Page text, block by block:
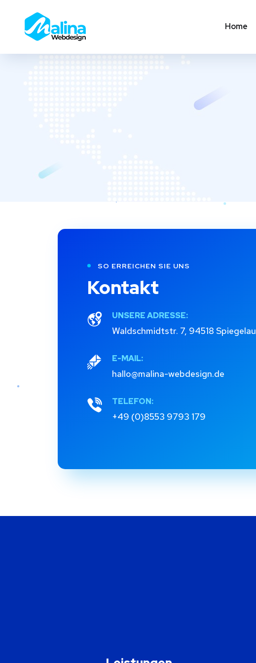
Home
SO ERREICHEN SIE UNS
Kontakt
UNSERE ADRESSE:
Waldschmidtstr. 7, 94518 Spiegelau
E-MAIL:
hallo@malina-webdesign.de
TELEFON:
+49 (0)8553 9793 179